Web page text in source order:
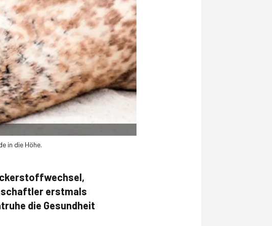
in die Höhe.
erstmals
die Gesundheit